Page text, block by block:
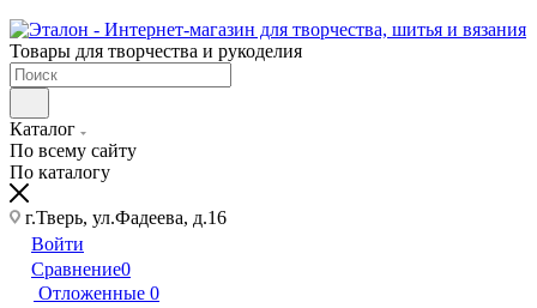
Товары для творчества и рукоделия
Каталог
По всему сайту
По каталогу
г.Тверь, ул.Фадеева, д.16
Войти
Сравнение0
Отложенные 0